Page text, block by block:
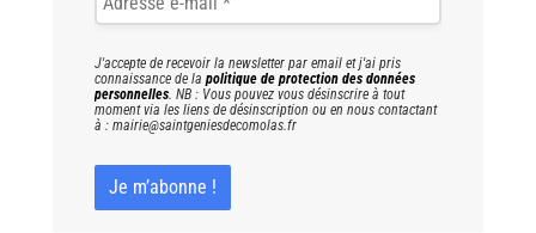
J'accepte de recevoir la newsletter par email et j'ai pris
connaissance de la politique de protection des données
personnelles . NB : Vous pouvez vous désinscrire à tout
moment via les liens de désinscription ou en nous contactant
à : mairie@saintgeniesdecomolas.fr